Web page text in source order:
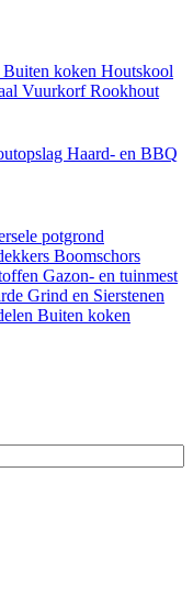
Buiten koken Houtskool
VuurkorfRookhout
Haard- en BBQ
potgrond
Boomschors
Gazon- en tuinmest
Grind en Sierstenen
Buiten koken